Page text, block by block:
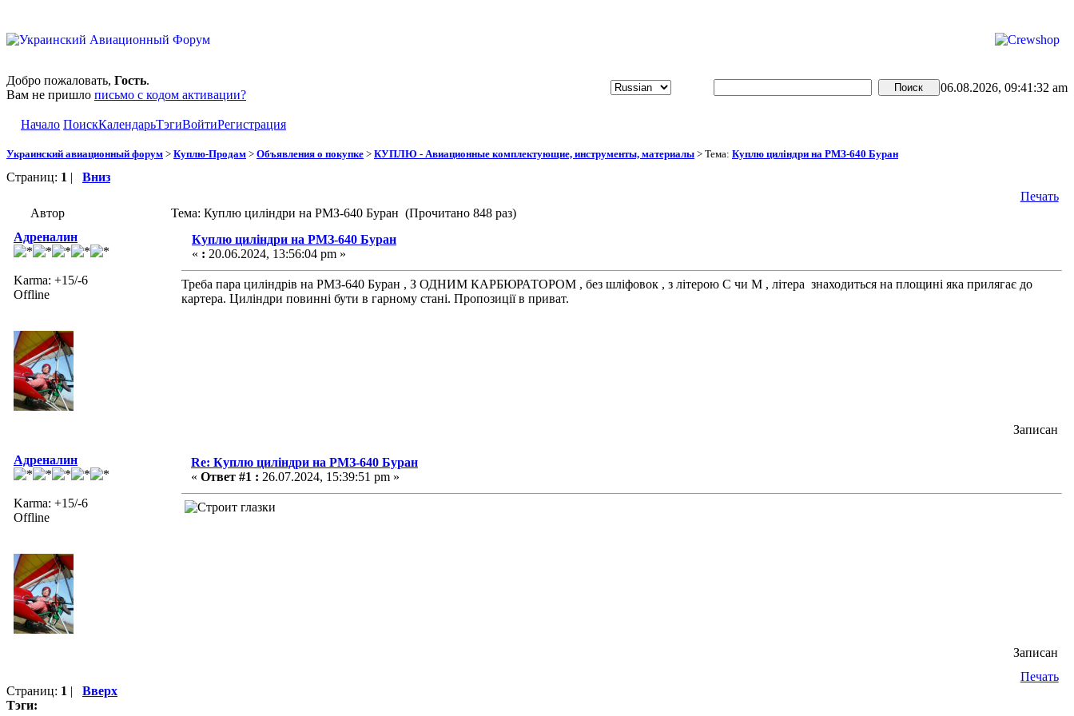
Добро пожаловать, Гость.
Вам не пришло письмо с кодом активации?
06.08.2026, 09:41:32 am
Начало ПоискКалендарьТэгиВойтиРегистрация
Украинский авиационный форум > Куплю-Продам > Объявления о покупке > КУПЛЮ - Авиационные комплектующие, инструменты, материалы > Тема: Куплю циліндри на РМЗ-640 Буран
Страниц: 1 | Вниз
Печать
Автор
Тема: Куплю циліндри на РМЗ-640 Буран (Прочитано 848 раз)
Адреналин
Karma: +15/-6
Offline
Куплю циліндри на РМЗ-640 Буран
« : 20.06.2024, 13:56:04 pm »
Треба пара циліндрів на РМЗ-640 Буран , З ОДНИМ КАРБЮРАТОРОМ , без шліфовок , з літерою С чи М , літера знаходиться на площині яка прилягає до
картера. Циліндри повинні бути в гарному стані. Пропозиції в приват.
Записан
Адреналин
Karma: +15/-6
Offline
Re: Куплю циліндри на РМЗ-640 Буран
« Ответ #1 : 26.07.2024, 15:39:51 pm »
Записан
Печать
Страниц: 1 | Вверх
Тэги: